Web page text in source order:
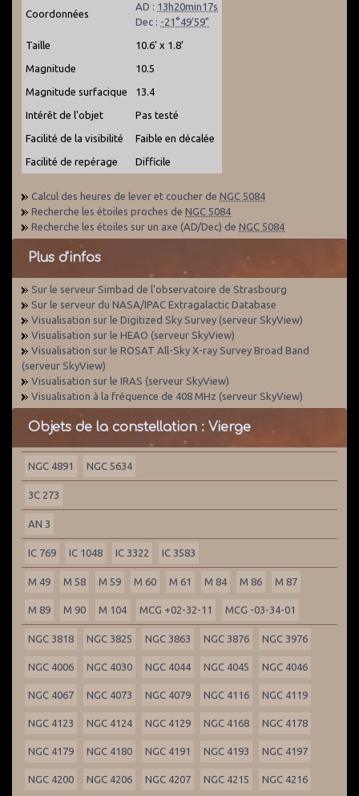
Coordonnées
AD : 13h20min17s
Dec : -21°49'59"
Taille 10.6' x 1.8'
Magnitude 10.5
Magnitude surfacique 13.4
Intérêt de l'objet Pas testé
Facilité de la visibilité Faible en décalée
Facilité de repérage Difficile
Calcul des heures de lever et coucher de NGC 5084
Recherche les étoiles proches de NGC 5084
Recherche les étoiles sur un axe (AD/Dec) de NGC 5084
Plus d'infos
Sur le serveur Simbad de l'observatoire de Strasbourg
Sur le serveur du NASA/IPAC Extragalactic Database
Visualisation sur le Digitized Sky Survey (serveur SkyView)
Visualisation sur le HEAO (serveur SkyView)
Visualisation sur le ROSAT All-Sky X-ray Survey Broad Band
(serveur SkyView)
Visualisation sur le IRAS (serveur SkyView)
Visualisation à la fréquence de 408 MHz (serveur SkyView)
Objets de la constellation : Vierge
NGC 4891 NGC 5634
3C 273
AN 3
IC 769 IC 1048 IC 3322 IC 3583
M 49 M 58 M 59 M 60 M 61 M 84 M 86 M 87
M 89 M 90 M 104 MCG +02-32-11 MCG -03-34-01
NGC 3818 NGC 3825 NGC 3863 NGC 3876 NGC 3976
NGC 4006 NGC 4030 NGC 4044 NGC 4045 NGC 4046
NGC 4067 NGC 4073 NGC 4079 NGC 4116 NGC 4119
NGC 4123 NGC 4124 NGC 4129 NGC 4168 NGC 4178
NGC 4179 NGC 4180 NGC 4191 NGC 4193 NGC 4197
NGC 4200 NGC 4206 NGC 4207 NGC 4215 NGC 4216